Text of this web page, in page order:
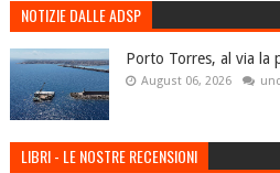
NOTIZIE DALLE ADSP
Porto Torres, al via la
August 06, 2026
LIBRI - LE NOSTRE RECENSIONI